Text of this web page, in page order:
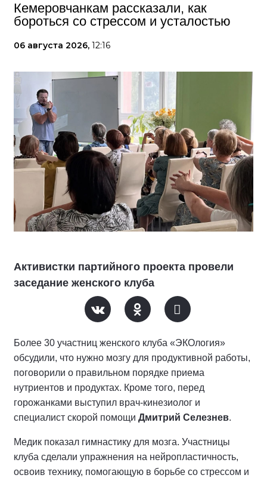
Кемеровчанкам рассказали, как
бороться со стрессом и усталостью
06 августа 2026, 12:16
Активистки партийного проекта провели
заседание женского клуба
Более 30 участниц женского клуба «ЭКОлогия»
обсудили, что нужно мозгу для продуктивной работы,
поговорили о правильном порядке приема
нутриентов и продуктах. Кроме того, перед
горожанками выступил врач-кинезиолог и
специалист скорой помощи Дмитрий Селезнев.
Медик показал гимнастику для мозга. Участницы
клуба сделали упражнения на нейропластичность,
освоив технику, помогающую в борьбе со стрессом и